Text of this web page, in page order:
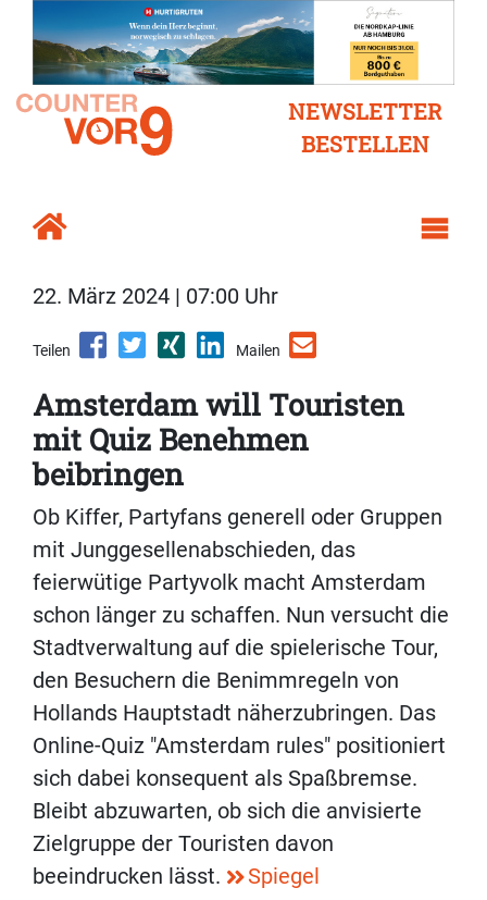
NEWSLETTER
BESTELLEN
22. März 2024 | 07:00 Uhr
Teilen Mailen
Amsterdam will Touristen
mit Quiz Benehmen
beibringen
Ob Kiffer, Partyfans generell oder Gruppen
mit Junggesellenabschieden, das
feierwütige Partyvolk macht Amsterdam
schon länger zu schaffen. Nun versucht die
Stadtverwaltung auf die spielerische Tour,
den Besuchern die Benimmregeln von
Hollands Hauptstadt näherzubringen. Das
Online-Quiz "Amsterdam rules" positioniert
sich dabei konsequent als Spaßbremse.
Bleibt abzuwarten, ob sich die anvisierte
Zielgruppe der Touristen davon
beeindrucken lässt.
Spiegel